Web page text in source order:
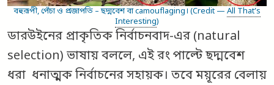
বহুরূপী, পেঁচা ও প্রজাপতি – ছদ্মবেশ বা camouflaging। (Credit — All That’s
Interesting)
ডারউইনের প্রাকৃতিক নির্বাচনবাদ-এর (natural
selection) ভাষায় বললে, এই রং পাল্টে ছদ্মবেশ
ধরা ধনাত্মক নির্বাচনের সহায়ক। তবে ময়ূরের বেলায়